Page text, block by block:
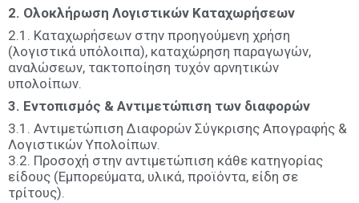
2. Ολοκλήρωση Λογιστικών Καταχωρήσεων
2.1. Καταχωρήσεων στην προηγούμενη χρήση
(λογιστικά υπόλοιπα), καταχώρηση παραγωγών,
αναλώσεων, τακτοποίηση τυχόν αρνητικών
υπολοίπων.
3. Εντοπισμός & Αντιμετώπιση των διαφορών
3.1. Αντιμετώπιση Διαφορών Σύγκρισης Απογραφής &
Λογιστικών Υπολοίπων.
3.2. Προσοχή στην αντιμετώπιση κάθε κατηγορίας
είδους (Εμπορεύματα, υλικά, προϊόντα, είδη σε
τρίτους).